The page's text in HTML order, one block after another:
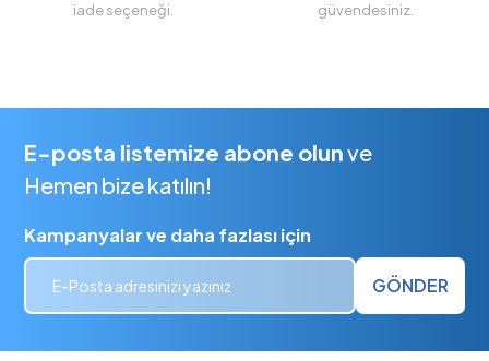
iade seçeneği.
güvendesiniz.
E-posta listemize abone olunve
Hemen bize katılın!
Kampanyalar ve daha fazlası için
GÖNDER